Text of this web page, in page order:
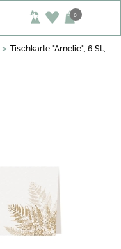
0
> Tischkarte "Amelie", 6 St.,